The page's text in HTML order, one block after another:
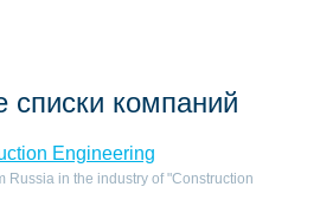
списки компаний
Engineering
Russia in the industry of "Construction